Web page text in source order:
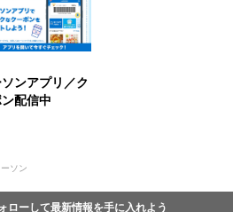
ソンアプリ／ク
配信中
ソン
ローして最新情報を手に入れよう